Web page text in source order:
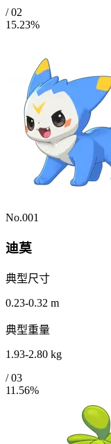
/02
15.23%
No.001
迪莫
典型尺寸
0.23-0.32 m
典型重量
1.93-2.80 kg
/03
11.56%